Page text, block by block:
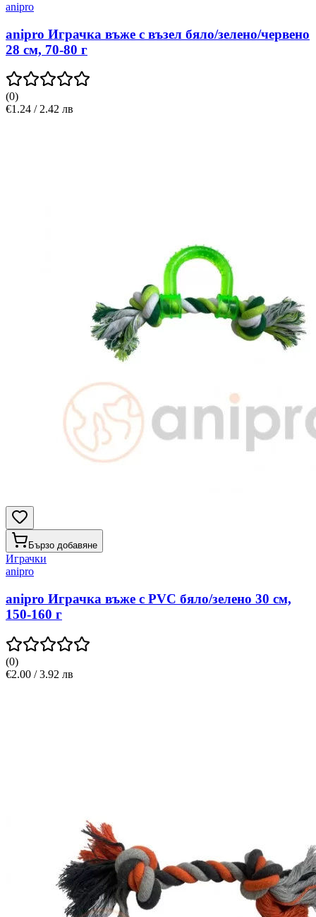
anipro
anipro Играчка въже с възел бяло/зелено/червено
28 см, 70-80 г
(0)
€1.24 / 2.42 лв
Бързо добавяне
Играчки
anipro
anipro Играчка въже с PVC бяло/зелено 30 см,
150-160 г
(0)
€2.00 / 3.92 лв